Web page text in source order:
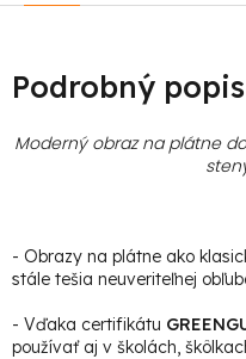
Podrobný popis
Moderný obraz na plátne
- Obrazy na plátne ako
stále tešia neuveriteľnej
- Vďaka certifikátu
používať aj v školách,